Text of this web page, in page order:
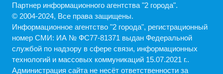
Партнер информационного агентства "2 города".
© 2004-2024, Все права защищены.
Информационное агентство "2 города", регистрационный
номер СМИ: ИА № ФС77-81371 выдан Федеральной
службой по надзору в сфере связи, информационных
технологий и массовых коммуникаций 15.07.2021 г..
Администрация cайта не несёт ответственности за